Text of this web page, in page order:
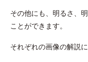
その他にも、明るさ、
ことができます。
それぞれの画像の解説